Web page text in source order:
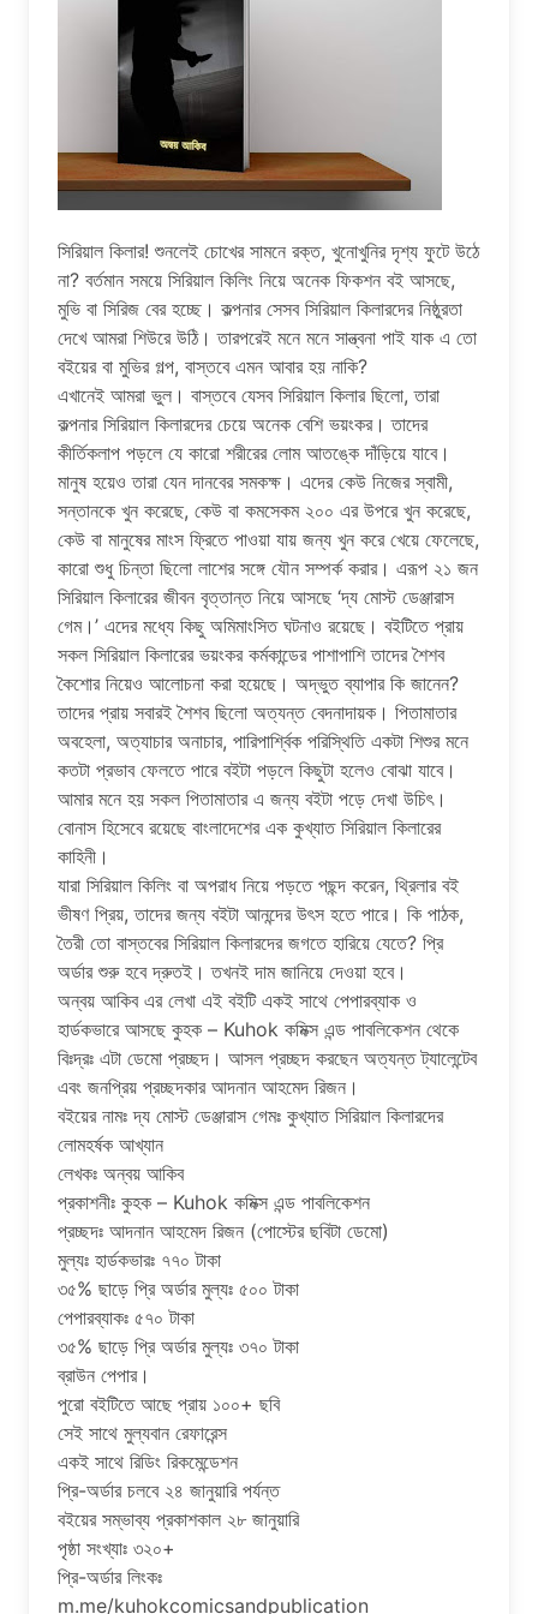
সিরিয়াল কিলার! শুনলেই চোখের সামনে রক্ত, খুনোখুনির দৃশ্য ফুটে উঠে
না? বর্তমান সময়ে সিরিয়াল কিলিং নিয়ে অনেক ফিকশন বই আসছে,
মুভি বা সিরিজ বের হচ্ছে। কল্পনার সেসব সিরিয়াল কিলারদের নিষ্ঠুরতা
দেখে আমরা শিউরে উঠি। তারপরেই মনে মনে সান্ত্বনা পাই যাক এ তো
বইয়ের বা মুভির গল্প, বাস্তবে এমন আবার হয় নাকি?
এখানেই আমরা ভুল। বাস্তবে যেসব সিরিয়াল কিলার ছিলো, তারা
কল্পনার সিরিয়াল কিলারদের চেয়ে অনেক বেশি ভয়ংকর। তাদের
কীর্তিকলাপ পড়লে যে কারো শরীরের লোম আতঙ্কে দাঁড়িয়ে যাবে।
মানুষ হয়েও তারা যেন দানবের সমকক্ষ। এদের কেউ নিজের স্বামী,
সন্তানকে খুন করেছে, কেউ বা কমসেকম ২০০ এর উপরে খুন করেছে,
কেউ বা মানুষের মাংস ফ্রিতে পাওয়া যায় জন্য খুন করে খেয়ে ফেলেছে,
কারো শুধু চিন্তা ছিলো লাশের সঙ্গে যৌন সম্পর্ক করার। এরূপ ২১ জন
সিরিয়াল কিলারের জীবন বৃত্তান্ত নিয়ে আসছে ‘দ্য মোস্ট ডেঞ্জারাস
গেম।’ এদের মধ্যে কিছু অমিমাংসিত ঘটনাও রয়েছে। বইটিতে প্রায়
সকল সিরিয়াল কিলারের ভয়ংকর কর্মকান্ডের পাশাপাশি তাদের শৈশব
কৈশোর নিয়েও আলোচনা করা হয়েছে। অদ্ভুত ব্যাপার কি জানেন?
তাদের প্রায় সবারই শৈশব ছিলো অত্যন্ত বেদনাদায়ক। পিতামাতার
অবহেলা, অত্যাচার অনাচার, পারিপার্শ্বিক পরিস্থিতি একটা শিশুর মনে
কতটা প্রভাব ফেলতে পারে বইটা পড়লে কিছুটা হলেও বোঝা যাবে।
আমার মনে হয় সকল পিতামাতার এ জন্য বইটা পড়ে দেখা উচিৎ।
বোনাস হিসেবে রয়েছে বাংলাদেশের এক কুখ্যাত সিরিয়াল কিলারের
কাহিনী।
যারা সিরিয়াল কিলিং বা অপরাধ নিয়ে পড়তে পছন্দ করেন, থ্রিলার বই
ভীষণ প্রিয়, তাদের জন্য বইটা আনন্দের উৎস হতে পারে। কি পাঠক,
তৈরী তো বাস্তবের সিরিয়াল কিলারদের জগতে হারিয়ে যেতে? প্রি
অর্ডার শুরু হবে দ্রুতই। তখনই দাম জানিয়ে দেওয়া হবে।
অন্বয় আকিব এর লেখা এই বইটি একই সাথে পেপারব্যাক ও
হার্ডকভারে আসছে কুহক – Kuhok কমিক্স এন্ড পাবলিকেশন থেকে
বিঃদ্রঃ এটা ডেমো প্রচ্ছদ। আসল প্রচ্ছদ করছেন অত্যন্ত ট্যালেন্টেব
এবং জনপ্রিয় প্রচ্ছদকার আদনান আহমেদ রিজন।
বইয়ের নামঃ দ্য মোস্ট ডেঞ্জারাস গেমঃ কুখ্যাত সিরিয়াল কিলারদের
লোমহর্ষক আখ্যান
লেখকঃ অন্বয় আকিব
প্রকাশনীঃ কুহক – Kuhok কমিক্স এন্ড পাবলিকেশন
প্রচ্ছদঃ আদনান আহমেদ রিজন (পোস্টের ছবিটা ডেমো)
মুল্যঃ হার্ডকভারঃ ৭৭০ টাকা
৩৫% ছাড়ে প্রি অর্ডার মুল্যঃ ৫০০ টাকা
পেপারব্যাকঃ ৫৭০ টাকা
৩৫% ছাড়ে প্রি অর্ডার মুল্যঃ ৩৭০ টাকা
ব্রাউন পেপার।
পুরো বইটিতে আছে প্রায় ১০০+ ছবি
সেই সাথে মুল্যবান রেফারেন্স
একই সাথে রিডিং রিকমেন্ডেশন
প্রি-অর্ডার চলবে ২৪ জানুয়ারি পর্যন্ত
বইয়ের সম্ভাব্য প্রকাশকাল ২৮ জানুয়ারি
পৃষ্ঠা সংখ্যাঃ ৩২০+
প্রি-অর্ডার লিংকঃ
m.me/kuhokcomicsandpublication